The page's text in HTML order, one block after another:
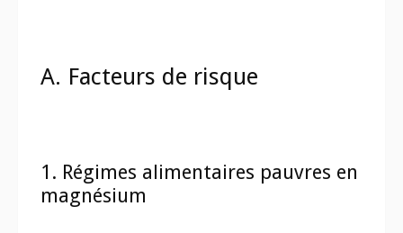
A. Facteurs de risque
1. Régimes alimentaires pauvres en
magnésium